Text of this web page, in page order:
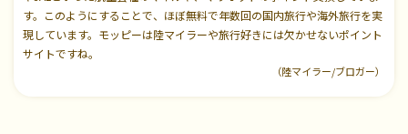
す。このようにすることで、ほぼ無料で年数回の国内旅行や海外旅行を実
現しています。モッピーは陸マイラーや旅行好きには欠かせないポイント
サイトですね。
（陸マイラー/ブロガー）